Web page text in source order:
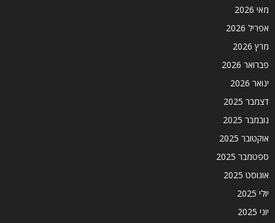
מאי 2026
אפריל 2026
מרץ 2026
פברואר 2026
ינואר 2026
דצמבר 2025
נובמבר 2025
אוקטובר 2025
ספטמבר 2025
אוגוסט 2025
יולי 2025
יוני 2025